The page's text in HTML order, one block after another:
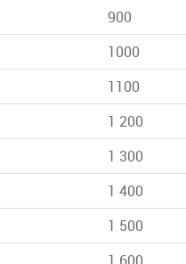
900
1000
1100
1 200
1 300
1 400
1 500